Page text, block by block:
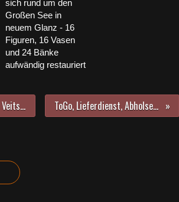
sich rund um den
Großen See in
neuem Glanz - 16
Figuren, 16 Vasen
und 24 Bänke
aufwändig restauriert
Corona-Fallzahlen steigen weiter massiv in Veitshöchheim: Nun 19 Corona-Neuinfektionen in den letzten 7 Tagen (Fr. bis Fr.) nach 12, 6 und 2 in den Vorwochen ToGo, Lieferdienst, Abholservice der Gastronomie während Corona Lockdown in Veitshöchheim